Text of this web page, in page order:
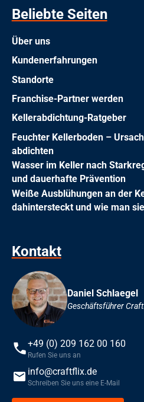
Beliebte Seiten
Über uns
Kundenerfahrungen
Standorte
Franchise-Partner werden
Kellerabdichtung-Ratgeber
Feuchter Kellerboden –
abdichten
Wasser im Keller nach
und dauerhafte Prävention
Weiße Ausblühungen an der
dahintersteckt und wie man
Kontakt
Daniel Schlaegel
Geschäftsführer
+49 (0) 209 162 00 160
Rufen Sie uns an
info@craftflix.de
Schreiben Sie uns eine E-Mail